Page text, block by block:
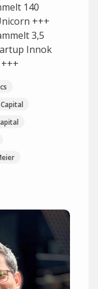
140
+++
3,5
Innok